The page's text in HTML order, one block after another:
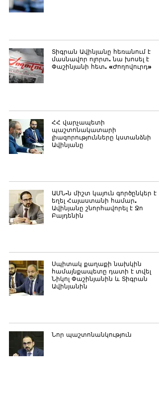
Տիգրան Ավինյանը հեռանում է
մասնավոր ոլորտ. նա խոսել է
Փաշինյանի հետ. «Ժողովուրդ»
ՀՀ վարչապետի
պաշտոնակատարի
լիազորությունները կստանձնի
Ավինյանը
ԱՄՆ-ն միշտ կայուն գործընկեր է
եղել Հայաստանի համար.
Ավինյանը շնորհավորել է Ջո
Բայդենին
Սպիտակ քաղաքի նախկին
համայնքապետը դատի է տվել
Նիկոլ Փաշինյանին և Տիգրան
Ավինյանին
Նոր պաշտոնանկություն